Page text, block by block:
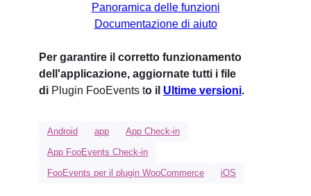
Panoramica delle funzioni
Documentazione di aiuto
Per garantire il corretto funzionamento
dell'applicazione, aggiornate tutti i file
di Plugin FooEvents to il Ultime versioni.
Android app
App Check-in
App FooEvents Check-in
FooEvents per il plugin WooCommerce
iOS